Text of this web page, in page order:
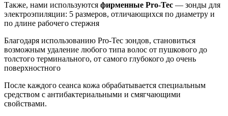
Также, нами используются фирменные Pro-Tec — зонды для
электроэпиляции: 5 размеров, отличающихся по диаметру и
по длине рабочего стержня
Благодаря использованию Pro-Tec зондов, становиться
возможным удаление любого типа волос от пушкового до
толстого терминального, от самого глубокого до очень
поверхностного
После каждого сеанса кожа обрабатывается специальным
средством с антибактериальными и смягчающими
свойствами.